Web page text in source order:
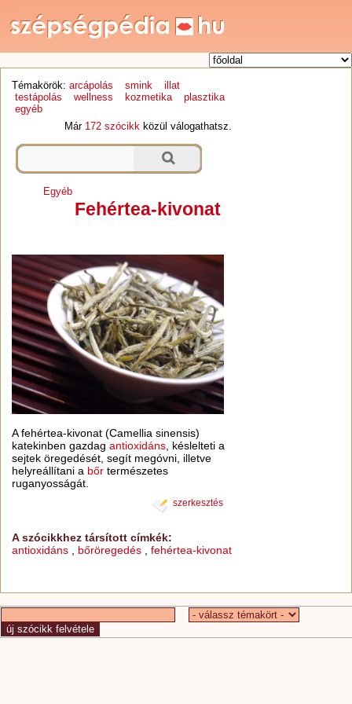
Témakörök: arcápolás smink
illat
testápolás
wellness kozmetika
plasztika
egyéb
Már 172 szócikk közül válogathatsz.
Egyéb
Fehértea-kivonat
A fehértea-kivonat (Camellia sinensis)
katekinben gazdagantioxidáns , késlelteti a
sejtek öregedését, segít megóvni, illetve
helyreállítani a bőr természetes
ruganyosságát.
szerkesztés
A szócikkhez társított címkék:
antioxidáns
bőröregedés ,fehértea-kivonat